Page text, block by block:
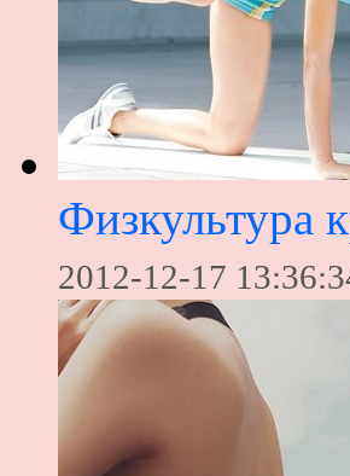
Физкультура
2012-12-17